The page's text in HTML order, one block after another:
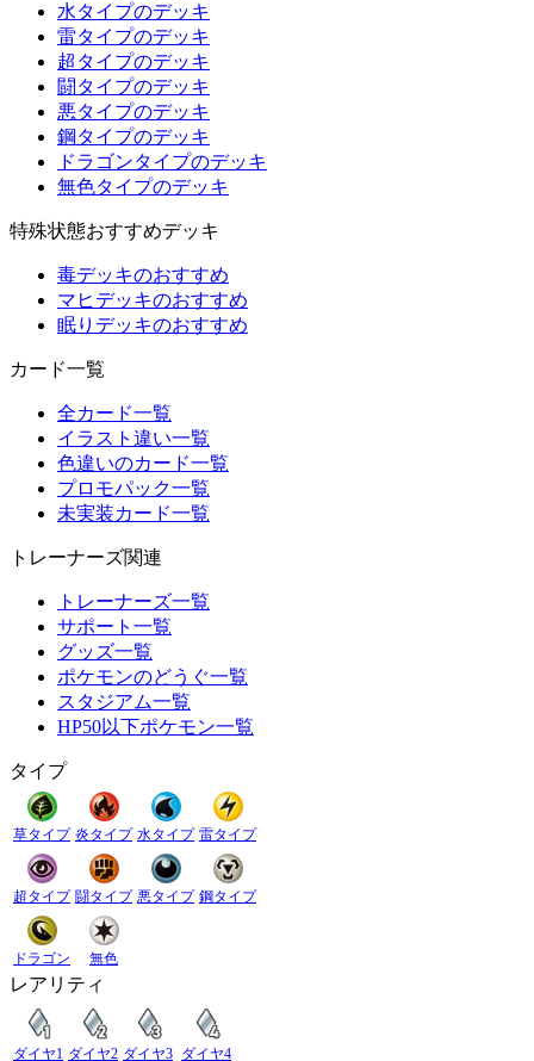
水タイプのデッキ
雷タイプのデッキ
超タイプのデッキ
闘タイプのデッキ
悪タイプのデッキ
鋼タイプのデッキ
ドラゴンタイプのデッキ
無色タイプのデッキ
特殊状態おすすめデッキ
毒デッキのおすすめ
マヒデッキのおすすめ
眠りデッキのおすすめ
カード一覧
全カード一覧
イラスト違い一覧
色違いのカード一覧
プロモパック一覧
未実装カード一覧
トレーナーズ関連
トレーナーズ一覧
サポート一覧
グッズ一覧
ポケモンのどうぐ一覧
スタジアム一覧
HP50以下ポケモン一覧
タイプ
草タイプ 炎タイプ 水タイプ 雷タイプ
超タイプ 闘タイプ 悪タイプ 鋼タイプ
ドラゴン 無色
レアリティ
ダイヤ1 ダイヤ2 ダイヤ3 ダイヤ4